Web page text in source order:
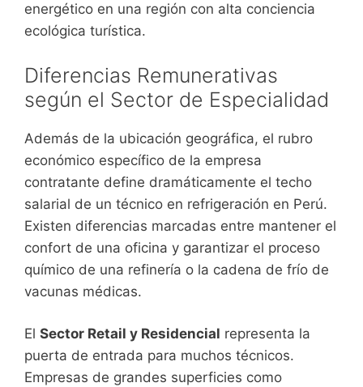
energético en una región con alta conciencia
ecológica turística.
Diferencias Remunerativas
según el Sector de Especialidad
Además de la ubicación geográfica, el rubro
económico específico de la empresa
contratante define dramáticamente el techo
salarial de un técnico en refrigeración en Perú.
Existen diferencias marcadas entre mantener el
confort de una oficina y garantizar el proceso
químico de una refinería o la cadena de frío de
vacunas médicas.
El Sector Retail y Residencial representa la
puerta de entrada para muchos técnicos.
Empresas de grandes superficies como